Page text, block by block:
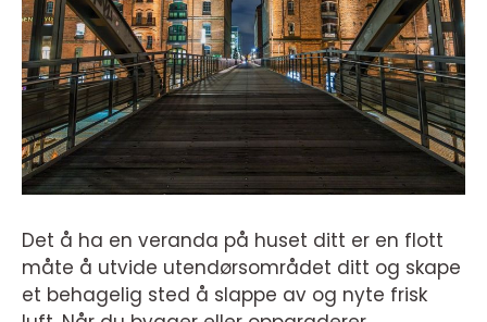
Det å ha en veranda på huset ditt er en flott
måte å utvide utendørsområdet ditt og skape
et behagelig sted å slappe av og nyte frisk